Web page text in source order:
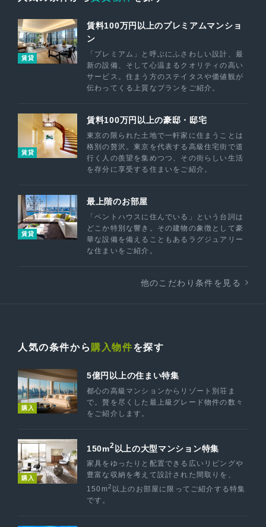
賃貸
賃料100万円以上のプレミアムマンショ
ン
「プレミアム」と呼ぶにふさわしい設計、最
新の設備、そして心温まるクオリティの高い
サービス。住まう方のステイタスや価値観が
伝わってくる上質なプランをご紹介。
賃貸
賃料100万円以上の豪邸・邸宅
東京の限られた土地で一軒家に住まうことは
格別の贅沢。東京を代表する高級住宅街で道
行く人の羨望を集めつつ、その街らしい生活
を存分に享受する住まいをご紹介。
賃貸
最上階のお部屋
「ペントハウスに住んでいる」という台詞は
どこか特別な響き。その建物の象徴として豪
華な設備を備えることもあるラグジュアリー
な住まいをご紹介。
他のこだわり条件を見る
人気の条件から 購入物件を探す
購入
5億円以上の住まい特集
都心の高級マンションからリゾート別荘ま
で。贅を尽くした最上級グレード物件の数々
をご紹介します。
購入
150m2 以上の大型マンション特集
家具をゆったりと配置できる広いリビングや
豊富な収納を考えて設計された間取りを、
150m2 以上のお部屋に限ってご紹介する特集
です。